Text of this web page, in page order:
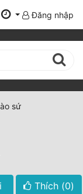
Đăng nhập
sứ
Thích (0)